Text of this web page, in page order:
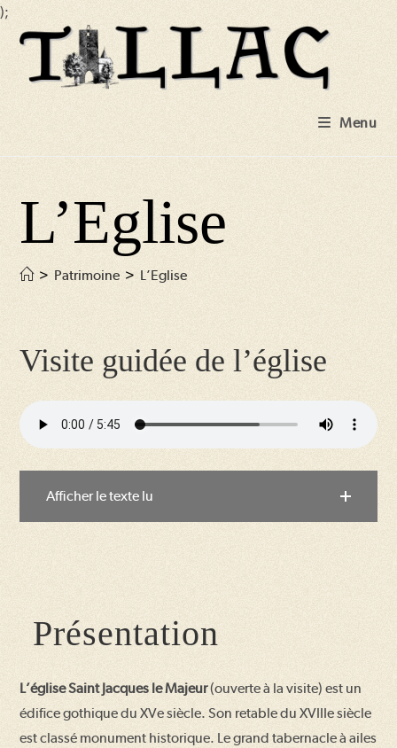
);
Skip
content
Menu
L’Eglise
> Patrimoine > L’Eglise
Visite guidée de l’église
Afficher le texte lu
Présentation
L’église Saint Jacques le Majeur(ouverte à la visite) est un
édifice gothique du XVe siècle. Son retable du XVIIIe siècle
est classé monument historique. Le grand tabernacle à ailes